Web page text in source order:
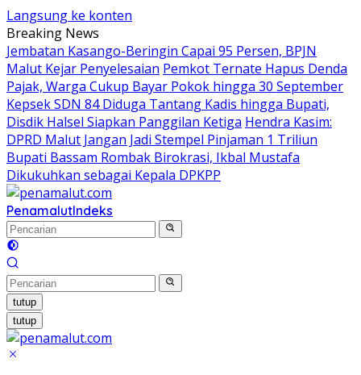
Langsung ke konten
Breaking News
Jembatan Kasango-Beringin Capai 95 Persen, BPJN
Malut Kejar Penyelesaian Pemkot Ternate Hapus Denda
Pajak, Warga Cukup Bayar Pokok hingga 30 September
Kepsek SDN 84 Diduga Tantang Kadis hingga Bupati,
Disdik Halsel Siapkan Panggilan Ketiga Hendra Kasim:
DPRD Malut Jangan Jadi Stempel Pinjaman 1 Triliun
Bupati Bassam Rombak Birokrasi, Ikbal Mustafa
Dikukuhkan sebagai Kepala DPKPP
PenamalutIndeks
tutup
tutup